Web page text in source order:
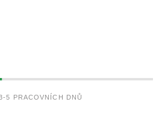
5 PRACOVNÍCH DNŮ